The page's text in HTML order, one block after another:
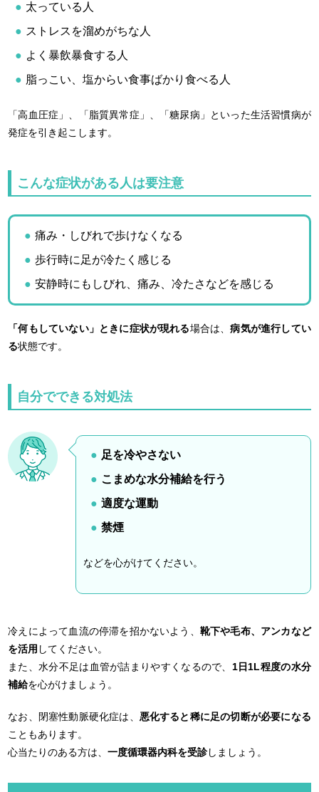
太っている人
ストレスを溜めがちな人
よく暴飲暴食する人
脂っこい、塩からい食事ばかり食べる人
「高血圧症」、「脂質異常症」、「糖尿病」といった生活習慣病が
発症を引き起こします。
こんな症状がある人は要注意
痛み・しびれで歩けなくなる
歩行時に足が冷たく感じる
安静時にもしびれ、痛み、冷たさなどを感じる
「何もしていない」ときに症状が現れる場合は、病気が進行してい
る状態です。
自分でできる対処法
足を冷やさない
こまめな水分補給を行う
適度な運動
禁煙
などを心がけてください。
冷えによって血流の停滞を招かないよう、 靴下や毛布、アンカなど
を活用 してください。
また、水分不足は血管が詰まりやすくなるので、 1日1L程度の水分
補給を心がけましょう。
なお、閉塞性動脈硬化症は、 悪化すると稀に足の切断が必要になる
こともあります。
心当たりのある方は、一度循環器内科を受診しましょう。